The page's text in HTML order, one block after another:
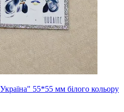
55*55 мм білого кольору